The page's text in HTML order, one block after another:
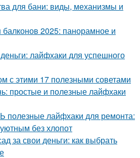
для бани: виды, механизмы и
2025: панорамное и
лайфхаки для успешного
с этими 17 полезными советами
простые и полезные лайфхаки
лайфхаки для ремонта:
без хлопот
за свои деньги: как выбрать